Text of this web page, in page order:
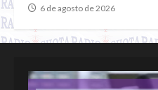
6 de agosto de 2026